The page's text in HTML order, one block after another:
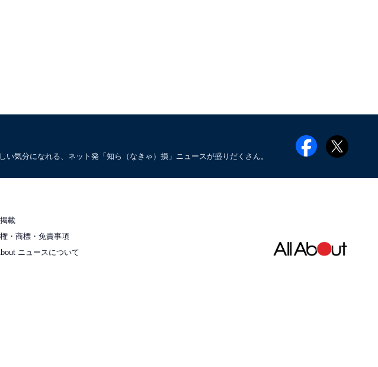
気分になれる、ネット発「知ら（なきゃ）損」ニュースが盛りだくさん。
載
・商標・免責事項
ニュースについて